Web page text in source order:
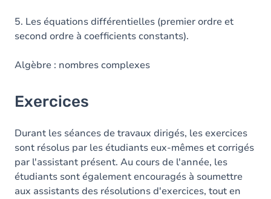
5. Les équations différentielles (premier ordre et
second ordre à coefficients constants).
Algèbre : nombres complexes
Exercices
Durant les séances de travaux dirigés, les exercices
sont résolus par les étudiants eux-mêmes et corrigés
par l'assistant présent. Au cours de l'année, les
étudiants sont également encouragés à soumettre
aux assistants des résolutions d'exercices, tout en